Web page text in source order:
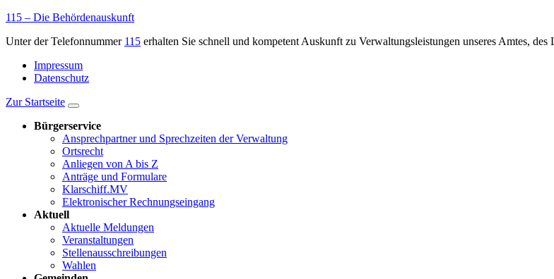
115 – Die Behördenauskunft
Unter der Telefonnummer 115 erhalten Sie schnell und kompetent Auskunft zu Verwaltungsleistungen unseres Amtes, des
Impressum
Datenschutz
Zur Startseite
Bürgerservice
Ansprechpartner und Sprechzeiten der Verwaltung
Ortsrecht
Anliegen von A bis Z
Anträge und Formulare
Klarschiff.MV
Elektronischer Rechnungseingang
Aktuell
Aktuelle Meldungen
Veranstaltungen
Stellenausschreibungen
Wahlen